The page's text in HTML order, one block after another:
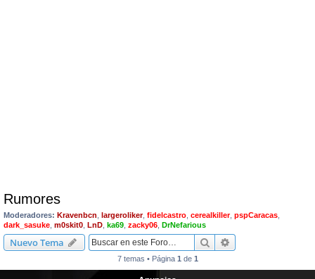
Rumores
Moderadores: Kravenbcn largeroliker, fidelcastro cerealkiller, pspCaracas
dark_sasuke m0skit0 LnD ka69 zacky06 DrNefarious
Nuevo Tema Buscar
7 temas • Página 1 de 1